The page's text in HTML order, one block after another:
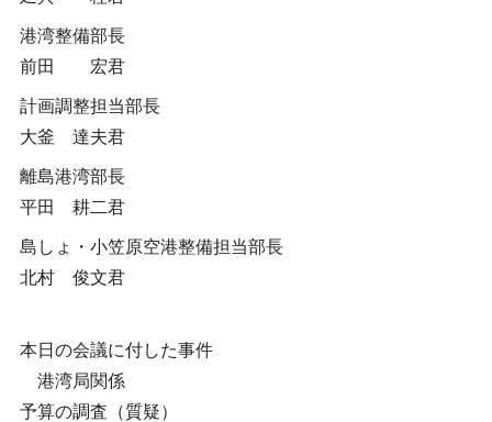
港湾整備部長
前田 宏君
計画調整担当部長
大釜 達夫君
離島港湾部長
平田 耕二君
島しょ・小笠原空港整備担当部長
北村 俊文君
本日の会議に付した事件
港湾局関係
予算の調査（質疑）